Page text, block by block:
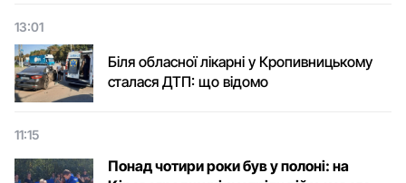
13:01
Біля обласної лікарні у Кропивницькому
сталася ДТП: що відомо
11:15
Понад чотири роки був у полоні: на